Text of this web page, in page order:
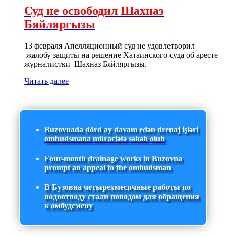
Суд не освободил Шахназ
Бяйляргызы
13 февраля Апелляционный суд не удовлетворил
жалобу защиты на решение Хатаинского суда об аресте
журналистки Шахназ Бяйляргызы.
Читать далее
Buzovnada dörd ay davam edən drenaj işləri
ombudsmana müraciətə səbəb olub
Four-month drainage works in Buzovna
prompt an appeal to the ombudsman
В Бузовна четырехмесячные работы по
водоотводу стали поводом для обращения
к омбудсмену